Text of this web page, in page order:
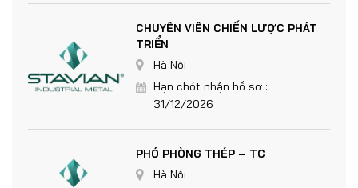
CHUYÊN VIÊN CHIẾN LƯỢC PHÁT
TRIỂN
Hà Nội
Hạn chót nhận hồ sơ :
31/12/2026
PHÓ PHÒNG THÉP – TC
Hà Nội